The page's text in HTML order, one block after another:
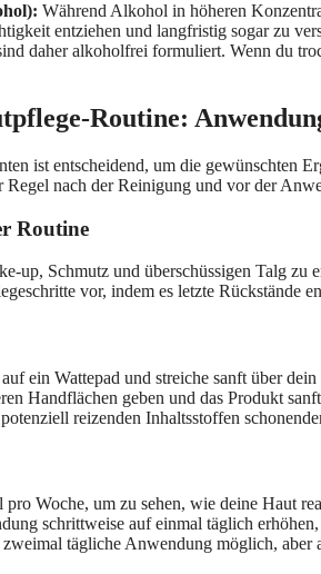
Während Alkohol in höheren
entziehen und langfristig sogar zu
daher alkoholfrei formuliert. Wenn du
Routine:
ist entscheidend, um die gewünschten
nach der Reinigung und vor der
Routine
up, Schmutz und überschüssigen Talg zu
vor, indem es letzte Rückstände
ein Wattepad und streiche sanft über
Handflächen geben und das Produkt
reizenden Inhaltsstoffen
Woche, um zu sehen, wie deine Haut
schrittweise auf einmal täglich
tägliche Anwendung möglich, aber